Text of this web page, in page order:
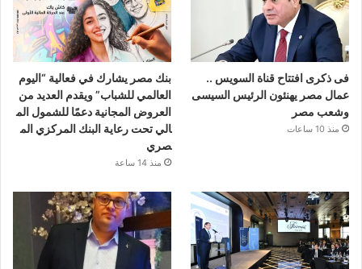
فى ذكرى افتتاح قناة السويس ..
عمال مصر يهنئون الرئيس السيسى
وشعب مصر
منذ 10 ساعات
بنك مصر يشارك في فعالية “اليوم
العالمي للشباب” ويقدم العديد من
العروض المجانية دعمًا للشمول الم
الي تحت رعاية البنك المركزي الم
صري
منذ 14 ساعة